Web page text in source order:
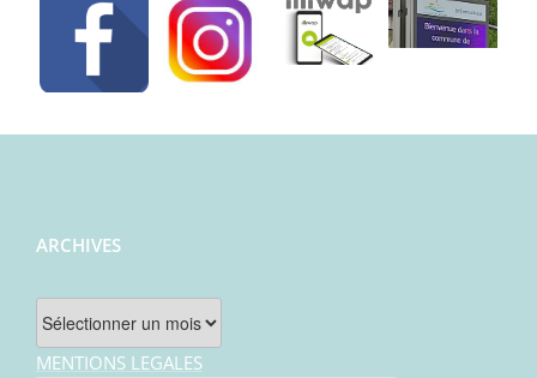
ARCHIVES
Archives
MENTIONS LEGALES